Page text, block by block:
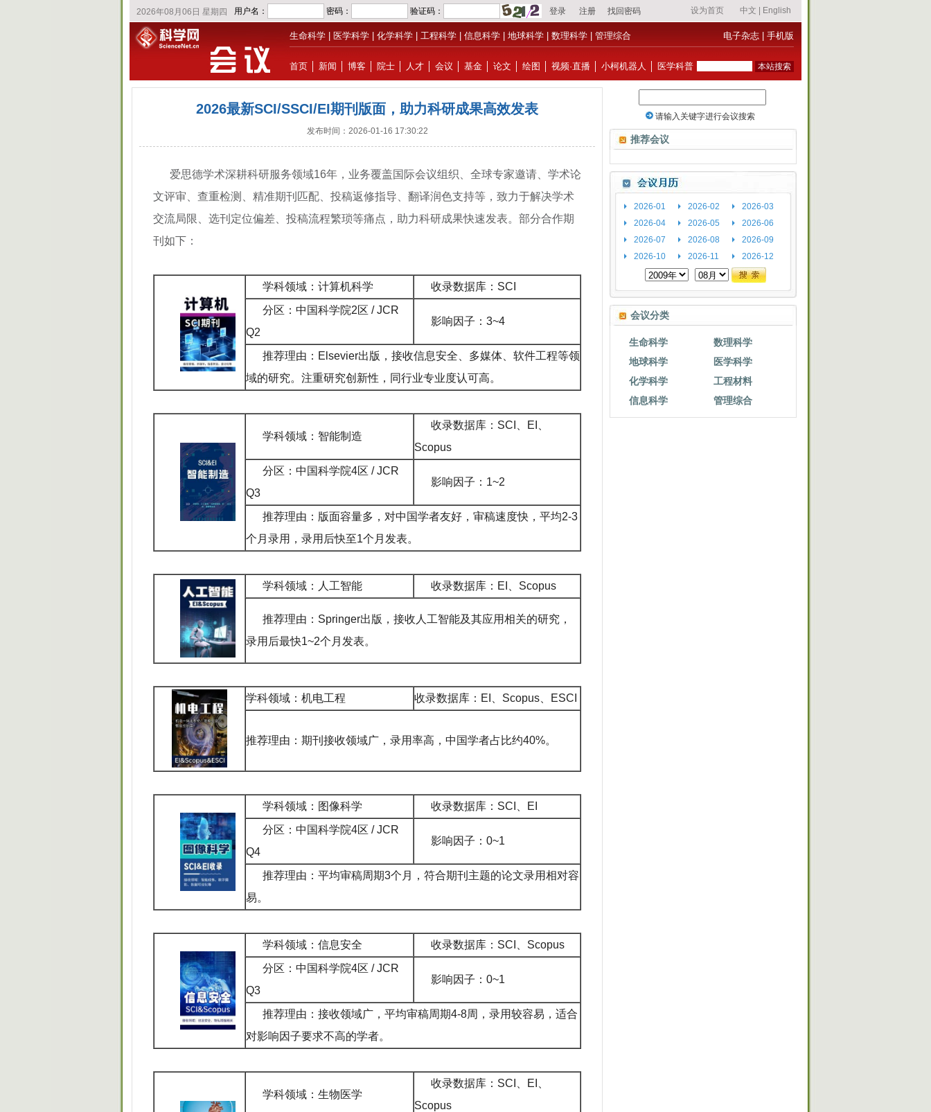
生命科学 医学科学 化学科学 工程科学 信息科学 地球科学 数理科学 管理综合 电子杂志 手机版
首页 新闻 博客 院士 人才 会议 基金 论文 绘图 视频·直播 小柯机器人 医学科普
2026最新SCI/SSCI/EI期刊版面，助力科研成果高效发表
发布时间：2026-01-16 17:30:22
爱思德学术深耕科研服务领域16年，业务覆盖国际会议组织、全球专家邀请、学术论
文评审、查重检测、精准期刊匹配、投稿返修指导、翻译润色支持等，致力于解决学术
交流局限、选刊定位偏差、投稿流程繁琐等痛点，助力科研成果快速发表。部分合作期
刊如下：
学科领域：计算机科学
收录数据库：SCI
分区：中国科学院2区 / JCR
Q2
影响因子：3~4
推荐理由：Elsevier出版，接收信息安全、多媒体、软件工程等领
域的研究。注重研究创新性，同行业专业度认可高。
学科领域：智能制造
收录数据库：SCI、EI、
Scopus
分区：中国科学院4区 / JCR
Q3
影响因子：1~2
推荐理由：版面容量多，对中国学者友好，审稿速度快，平均2-3
个月录用，录用后快至1个月发表。
学科领域：人工智能 收录数据库：EI、Scopus
推荐理由：Springer出版，接收人工智能及其应用相关的研究，
录用后最快1~2个月发表。
学科领域：机电工程 收录数据库：EI、Scopus、ESCI
推荐理由：期刊接收领域广，录用率高，中国学者占比约40%。
学科领域：图像科学
收录数据库：SCI、EI
分区：中国科学院4区 / JCR
Q4
影响因子：0~1
推荐理由：平均审稿周期3个月，符合期刊主题的论文录用相对容
易。
学科领域：信息安全
收录数据库：SCI、Scopus
分区：中国科学院4区 / JCR
Q3
影响因子：0~1
推荐理由：接收领域广，平均审稿周期4-8周，录用较容易，适合
对影响因子要求不高的学者。
学科领域：生物医学
收录数据库：SCI、EI、
Scopus
推荐会议
2026-01
2026-04
2026-07
2026-10
2026-02
2026-05
2026-08
2026-11
2026-03
2026-06
2026-09
2026-12
会议分类
生命科学
地球科学
化学科学
信息科学
数理科学
医学科学
工程材料
管理综合